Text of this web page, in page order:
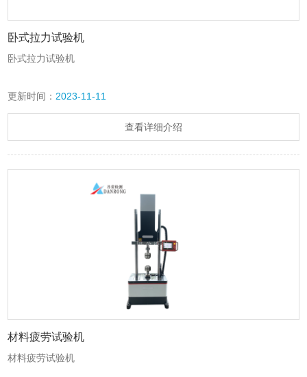
卧式拉力试验机
卧式拉力试验机
更新时间： 2023-11-11
查看详细介绍
材料疲劳试验机
材料疲劳试验机